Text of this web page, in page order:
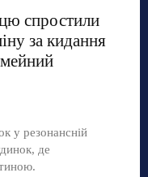
спростили
за кидання
у резонансній
де